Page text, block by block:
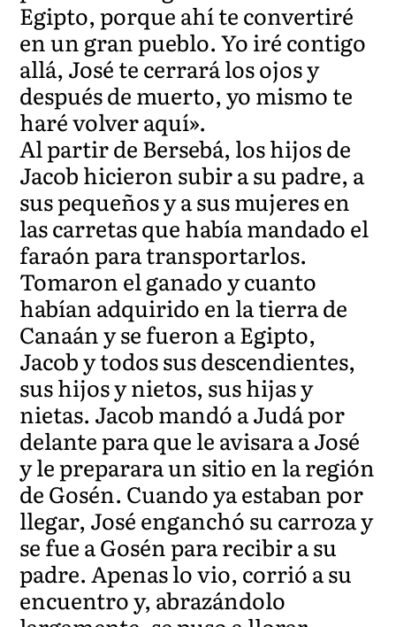
Egipto, porque ahí te convertiré
en un gran pueblo. Yo iré contigo
allá, José te cerrará los ojos y
después de muerto, yo mismo te
haré volver aquí».
Al partir de Bersebá, los hijos de
Jacob hicieron subir a su padre, a
sus pequeños y a sus mujeres en
las carretas que había mandado el
faraón para transportarlos.
Tomaron el ganado y cuanto
habían adquirido en la tierra de
Canaán y se fueron a Egipto,
Jacob y todos sus descendientes,
sus hijos y nietos, sus hijas y
nietas. Jacob mandó a Judá por
delante para que le avisara a José
y le preparara un sitio en la región
de Gosén. Cuando ya estaban por
llegar, José enganchó su carroza y
se fue a Gosén para recibir a su
padre. Apenas lo vio, corrió a su
encuentro y, abrazándolo